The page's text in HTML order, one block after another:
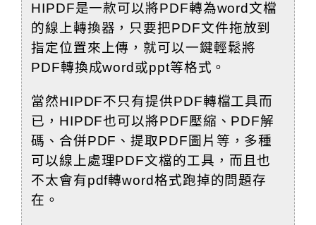
HIPDF是一款可以將PDF轉為word文檔
的線上轉換器，只要把PDF文件拖放到
指定位置來上傳，就可以一鍵輕鬆將
PDF轉換成word或ppt等格式。
當然HIPDF不只有提供PDF轉檔工具而
已，HIPDF也可以將PDF壓縮、PDF解
碼、合併PDF、提取PDF圖片等，多種
可以線上處理PDF文檔的工具，而且也
不太會有pdf轉word格式跑掉的問題存
在。